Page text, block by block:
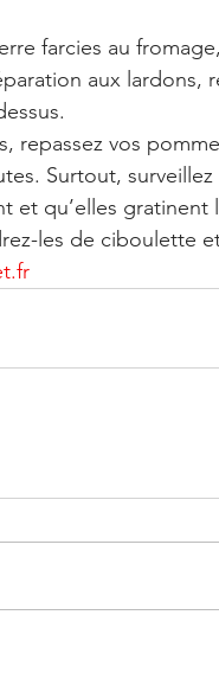
farcies au
aux lardons,
repassez vos
Surtout,
et qu’elles gratinent
les de ciboulette